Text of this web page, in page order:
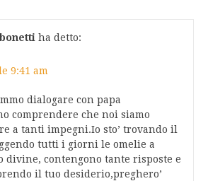
ha detto:
9:41 am
dialogare con papa
comprendere che noi siamo
a tanti impegni.Io sto’ trovando il
tutti i giorni le omelie a
divine, contengono tante risposte e
il tuo desiderio,preghero’